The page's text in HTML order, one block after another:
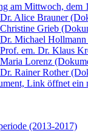
am Mittwoch, dem
Alice Brauner
Grieb
Michael Hollmann
em. Dr. Klaus
Lorenz
Rainer Rother
Link öffnet ein
(2013-2017)